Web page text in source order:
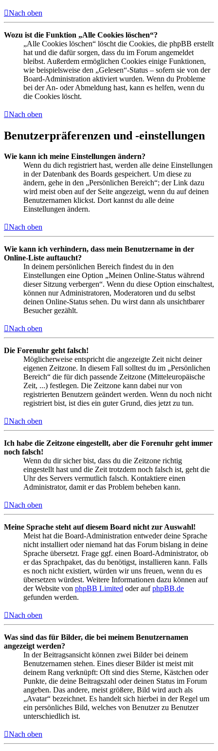
Nach oben
Wozu ist die Funktion „Alle Cookies löschen“?
„Alle Cookies löschen“ löscht die Cookies, die phpBB erstellt
hat und die dafür sorgen, dass du im Forum angemeldet
bleibst. Außerdem ermöglichen Cookies einige Funktionen,
wie beispielsweise den „Gelesen“-Status – sofern sie von der
Board-Administration aktiviert wurden. Wenn du Probleme
bei der An- oder Abmeldung hast, kann es helfen, wenn du
die Cookies löscht.
Nach oben
Benutzerpräferenzen und -einstellungen
Wie kann ich meine Einstellungen ändern?
Wenn du dich registriert hast, werden alle deine Einstellungen
in der Datenbank des Boards gespeichert. Um diese zu
ändern, gehe in den „Persönlichen Bereich“; der Link dazu
wird meist oben auf der Seite angezeigt, wenn du auf deinen
Benutzernamen klickst. Dort kannst du alle deine
Einstellungen ändern.
Nach oben
Wie kann ich verhindern, dass mein Benutzername in der
Online-Liste auftaucht?
In deinem persönlichen Bereich findest du in den
Einstellungen eine Option „Meinen Online-Status während
dieser Sitzung verbergen“. Wenn du diese Option einschaltest,
können nur Administratoren, Moderatoren und du selbst
deinen Online-Status sehen. Du wirst dann als unsichtbarer
Besucher gezählt.
Nach oben
Die Forenuhr geht falsch!
Möglicherweise entspricht die angezeigte Zeit nicht deiner
eigenen Zeitzone. In diesem Fall solltest du im „Persönlichen
Bereich“ die für dich passende Zeitzone (Mitteleuropäische
Zeit, ...) festlegen. Die Zeitzone kann dabei nur von
registrierten Benutzern geändert werden. Wenn du noch nicht
registriert bist, ist dies ein guter Grund, dies jetzt zu tun.
Nach oben
Ich habe die Zeitzone eingestellt, aber die Forenuhr geht immer
noch falsch!
Wenn du dir sicher bist, dass du die Zeitzone richtig
eingestellt hast und die Zeit trotzdem noch falsch ist, geht die
Uhr des Servers vermutlich falsch. Kontaktiere einen
Administrator, damit er das Problem beheben kann.
Nach oben
Meine Sprache steht auf diesem Board nicht zur Auswahl!
Meist hat die Board-Administration entweder deine Sprache
nicht installiert oder niemand hat das Forum bislang in deine
Sprache übersetzt. Frage ggf. einen Board-Administrator, ob
er das Sprachpaket, das du benötigst, installieren kann. Falls
es noch nicht existiert, würden wir uns freuen, wenn du es
übersetzen würdest. Weitere Informationen dazu können auf
der Website von phpBB Limited oder aufphpBB.de
gefunden werden.
Nach oben
Was sind das für Bilder, die bei meinem Benutzernamen
angezeigt werden?
In der Beitragsansicht können zwei Bilder bei deinem
Benutzernamen stehen. Eines dieser Bilder ist meist mit
deinem Rang verknüpft: Oft sind dies Sterne, Kästchen oder
Punkte, die deine Beitragszahl oder deinen Status im Forum
angeben. Das andere, meist größere, Bild wird auch als
„Avatar“ bezeichnet. Es handelt sich hierbei in der Regel um
ein persönliches Bild, welches von Benutzer zu Benutzer
unterschiedlich ist.
Nach oben